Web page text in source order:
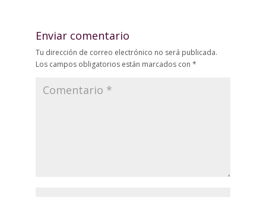
Enviar comentario
Tu dirección de correo electrónico no será publicada.
Los campos obligatorios están marcados con *